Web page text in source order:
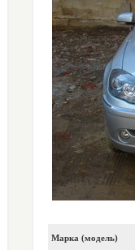
Марка (модель)